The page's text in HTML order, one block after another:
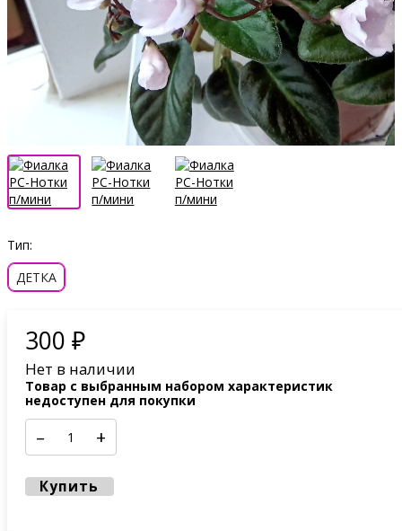
Тип:
ДЕТКА
300 ₽
Нет в наличии
Товар с выбранным набором характеристик
недоступен для покупки
– +
Купить